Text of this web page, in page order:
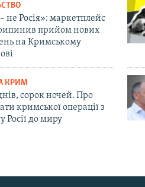
не Росія»: маркетплейс
прийом нових
на Кримському
КРИМ
сорок ночей. Про
кримської операції з
Росії до миру